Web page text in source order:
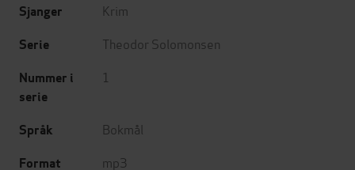
Sjanger Krim
Serie Theodor Solomonsen
Nummer i
serie
1
Språk Bokmål
Format mp3